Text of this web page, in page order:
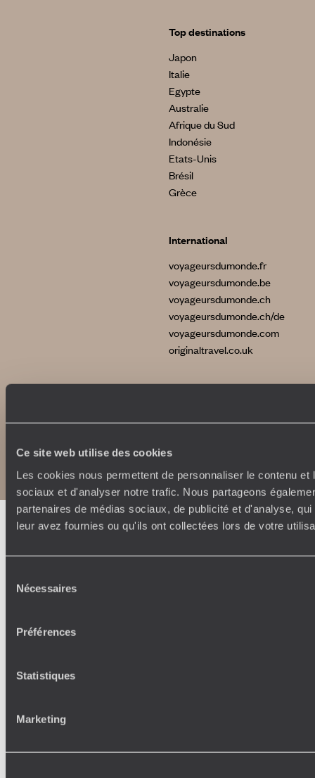
Ce site web utilise des cookies
Les cookies nous permettent de personnaliser le contenu
sociaux et d'analyser notre trafic. Nous partageons
partenaires de médias sociaux, de publicité et d'analyse,
leur avez fournies ou qu'ils ont collectées lors de votre
Nécessaires
Préférences
Statistiques
Marketing
Top destinations
Japon
Italie
Egypte
Australie
Afrique du Sud
Indonésie
Etats-Unis
Brésil
Grèce
International
voyageursdumonde.fr
voyageursdumonde.be
voyageursdumonde.ch
voyageursdumonde.ch/de
voyageursdumonde.com
originaltravel.co.uk
Politique de confidentialité et de Cookies
Notice légale et CGU